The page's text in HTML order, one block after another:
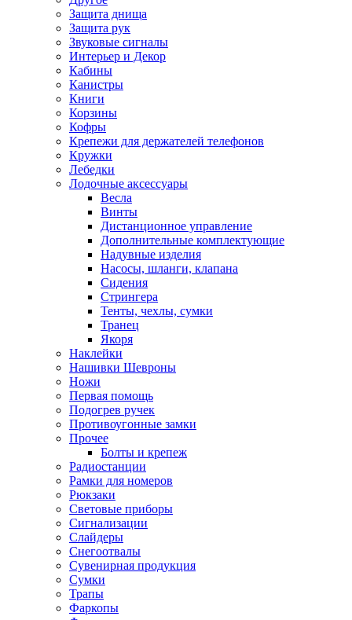
Защита днища
Защита рук
Звуковые сигналы
Интерьер и Декор
Кабины
Канистры
Книги
Корзины
Кофры
Крепежи для держателей телефонов
Кружки
Лебедки
Лодочные аксессуары
Весла
Винты
Дистанционное управление
Дополнительные комплектующие
Надувные изделия
Насосы, шланги, клапана
Сидения
Стрингера
Тенты, чехлы, сумки
Транец
Якоря
Наклейки
Нашивки Шевроны
Ножи
Первая помощь
Подогрев ручек
Противоугонные замки
Прочее
Болты и крепеж
Радиостанции
Рамки для номеров
Рюкзаки
Световые приборы
Сигнализации
Слайдеры
Снегоотвалы
Сувенирная продукция
Сумки
Трапы
Фаркопы